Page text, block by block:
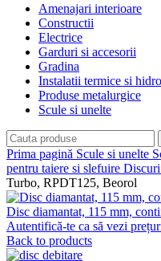
Amenajari interioare
Constructii
Electrice
Garduri si accesorii
Gradina
Instalatii termice si hidro
Produse metalurgice
Scule si unelte
Prima pagină Scule si unelte
pentru taiere si slefuire Discuri
Turbo, RPDT125, Beorol
Disc diamantat, 115 mm,
Autentifică-te ca să vezi
Back to products